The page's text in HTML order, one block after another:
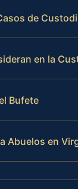
de
en la
Bufete
Abuelos en